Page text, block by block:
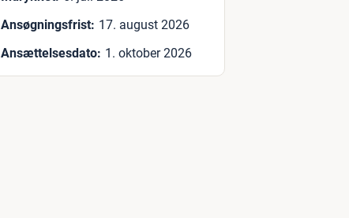
Ansøgningsfrist: 17. august 2026
Ansættelsesdato: 1. oktober 2026